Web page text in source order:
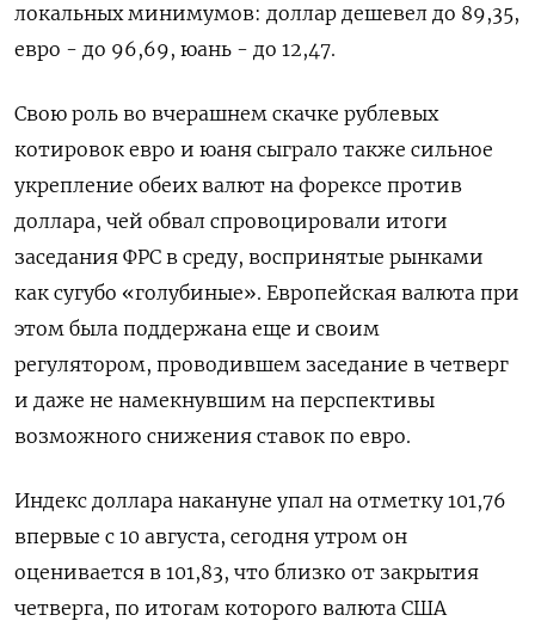
локальных минимумов: доллар дешевел до 89,35,
евро - до 96,69, юань - до 12,47.
Свою роль во вчерашнем скачке рублевых
котировок евро и юаня сыграло также сильное
укрепление обеих валют на форексе против
доллара, чей обвал спровоцировали итоги
заседания ФРС в среду, воспринятые рынками
как сугубо «голубиные». Европейская валюта при
этом была поддержана еще и своим
регулятором, проводившем заседание в четверг
и даже не намекнувшим на перспективы
возможного снижения ставок по евро.
Индекс доллара накануне упал на отметку 101,76
впервые с 10 августа, сегодня утром он
оценивается в 101,83, что близко от закрытия
четверга, по итогам которого валюта США